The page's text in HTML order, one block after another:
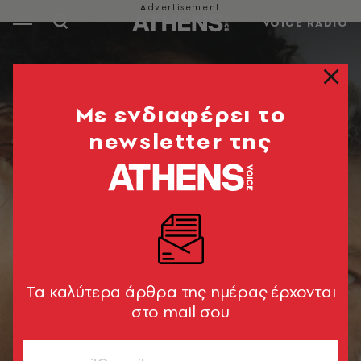
VOICE RADIO
Mε ενδιαφέρει το
newsletter της
Tα καλύτερα άρθρα της ημέρας έρχονται
στο mail σου